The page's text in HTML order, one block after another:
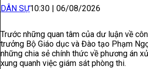
DÂN SỰ10:30 | 06/08/2026
Trước những quan tâm của dư luận về
trưởng Bộ Giáo dục và Đào tạo Phạm
những chia sẻ chính thức về phương án
xung quanh việc giám sát phòng thi.